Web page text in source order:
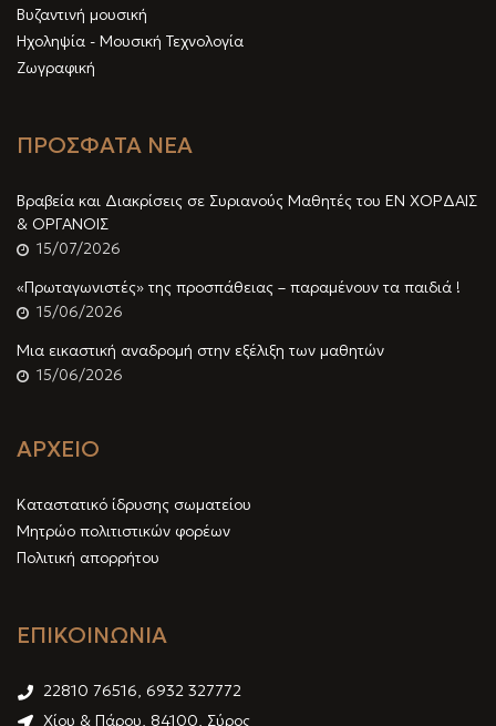
Βυζαντινή μουσική
Ηχοληψία - Μουσική Τεχνολογία
Ζωγραφική
ΠΡΟΣΦΑΤΑ ΝΕΑ
Βραβεία και Διακρίσεις σε Συριανούς Μαθητές του ΕΝ ΧΟΡΔΑΙΣ
& ΟΡΓΑΝΟΙΣ
15/07/2026
«Πρωταγωνιστές» της προσπάθειας – παραμένουν τα παιδιά !
15/06/2026
Μια εικαστική αναδρομή στην εξέλιξη των μαθητών
15/06/2026
ΑΡΧΕΙΟ
Καταστατικό ίδρυσης σωματείου
Μητρώο πολιτιστικών φορέων
Πολιτική απορρήτου
ΕΠΙΚΟΙΝΩΝΙΑ
22810 76516, 6932 327772
Χίου & Πάρου, 84100, Σύρος